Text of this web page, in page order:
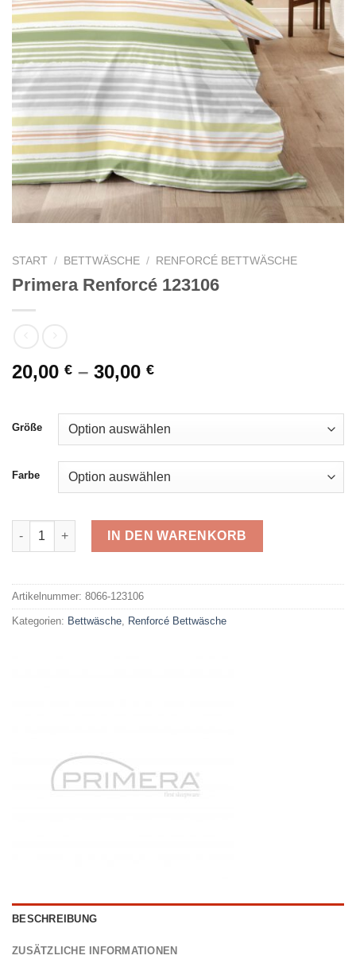
START / BETTWÄSCHE / RENFORCÉ BETTWÄSCHE
Primera Renforcé 123106
20,00 € – 30,00 €
Größe
Farbe
Primera Renforcé 123106 Menge
IN DEN WARENKORB
Artikelnummer: 8066-123106
Kategorien: Bettwäsche Renforcé Bettwäsche
BESCHREIBUNG
ZUSÄTZLICHE INFORMATIONEN